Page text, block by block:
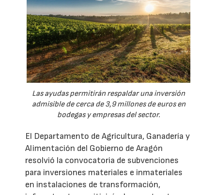
Las ayudas permitirán respaldar una inversión
admisible de cerca de 3,9 millones de euros en
bodegas y empresas del sector.
El Departamento de Agricultura, Ganadería y
Alimentación del Gobierno de Aragón
resolvió la convocatoria de subvenciones
para inversiones materiales e inmateriales
en instalaciones de transformación,